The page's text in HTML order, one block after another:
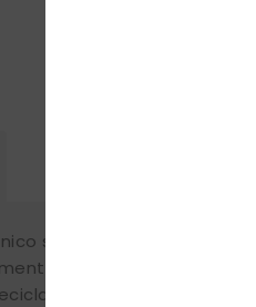
suavizante de telas
probada, ayudando
y son reciclables.